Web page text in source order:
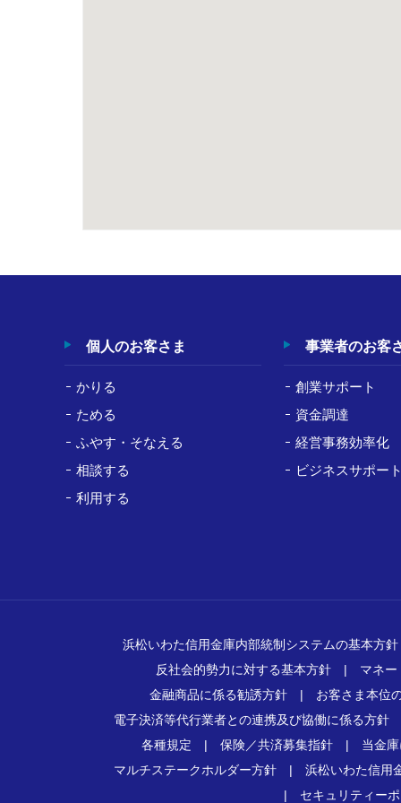
個人のお客さま
かりる
ためる
ふやす・そなえる
相談する
利用する
事業者のお客
創業サポート
資金調達
経営事務効率化
ビジネスサポー
浜松いわた信用金庫内部統制システムの基本方針
反社会的勢力に対する基本方針 | マネ
金融商品に係る勧誘方針 | お客さま本位
電子決済等代行業者との連携及び協働に係る方針
各種規定 | 保険／共済募集指針 | 当金
マルチステークホルダー方針 | 浜松いわた信用
| セキュリティー